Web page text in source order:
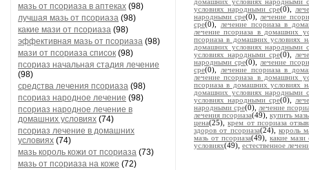
мазь от псориаза в аптеках (98)
лучшая мазь от псориаза (98)
какие мази от псориаза (98)
эффективная мазь от псориаза (98)
мази от псориаза список (98)
псориаз начальная стадия лечение
(98)
средства лечения псориаза (98)
псориаз народное лечение (98)
псориаз народное лечение в
домашних условиях (74)
псориаз лечение в домашних
условиях (74)
мазь король кожи от псориаза (73)
мазь от псориаза на коже (72)
домашних условиях народными
условиях народными сре(0),
народными сре(0), лечение
сре(0),
лечение псориаза в
лечение псориаза в домашних
псориаза в домашних условиях
домашних условиях народными
условиях народными сре(0),
народными сре(0), лечение
сре(0),
лечение псориаза в
лечение псориаза в домашних
псориаза в домашних условиях
домашних условиях народными
условиях народными сре(0),
народными сре(0), лечение
лечения псориаза(49), купить
цена(25),крем от псориаза
здоров от псориаза(24), король
мазь от псориаза(49), какие мази
условиях(49), естественное